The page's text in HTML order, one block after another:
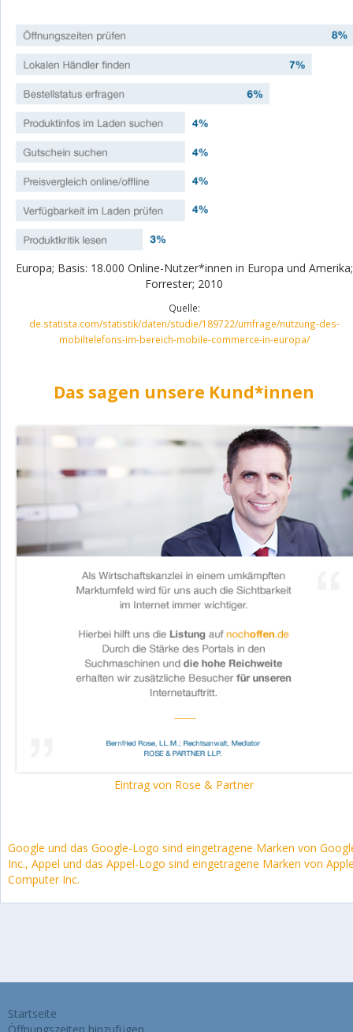
Europa; Basis: 18.000 Online-Nutzer*innen in Europa und Amerika;
Forrester; 2010
Quelle:
de.statista.com/statistik/daten/studie/189722/umfrage/nutzung-des-
mobiltelefons-im-bereich-mobile-commerce-in-europa/
Das sagen unsere Kund*innen
Eintrag von Rose & Partner
Google und das Google-Logo sind eingetragene Marken von
Inc., Appel und das Appel-Logo sind eingetragene Marken von
Computer Inc.
Startseite
Öffnungszeiten hinzufügen